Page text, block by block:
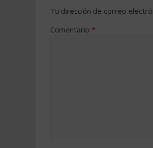
Tu dirección de correo
Comentario *